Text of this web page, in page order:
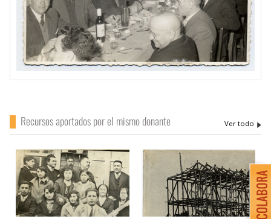
Recursos aportados por el mismo donante